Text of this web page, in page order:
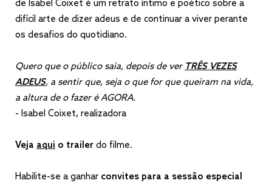
de Isabel Coixet é um retrato íntimo e poético sobre a
difícil arte de dizer adeus e de continuar a viver perante
os desafios do quotidiano.
Quero que o público saia, depois de ver TRÊS VEZES
ADEUS, a sentir que, seja o que for que queiram na vida,
a altura de o fazer é AGORA.
- Isabel Coixet, realizadora
Veja aqui o trailer do filme.
Habilite-se a ganhar convites para a sessão especial